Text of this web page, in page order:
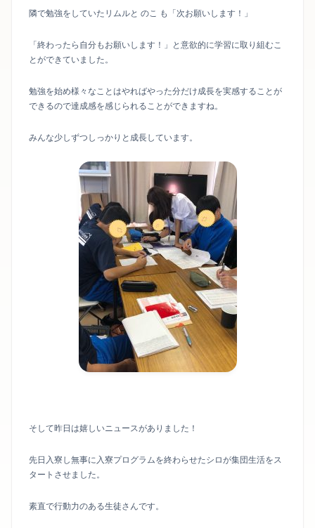
隣で勉強をしていたリムルと のこ も「次お願いします！」
「終わったら自分もお願いします！」と意欲的に学習に取り組むこ
とができていました。
勉強を始め様々なことはやればやった分だけ成長を実感することが
できるので達成感を感じられることができますね。
みんな少しずつしっかりと成長しています。
そして昨日は嬉しいニュースがありました！
先日入寮し無事に入寮プログラムを終わらせたシロが集団生活をス
タートさせました。
素直で行動力のある生徒さんです。